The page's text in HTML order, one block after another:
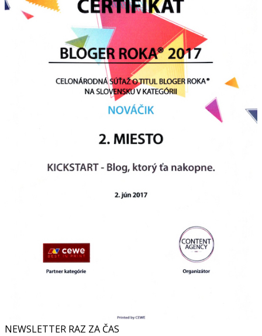
NEWSLETTER RAZ ZA ČAS